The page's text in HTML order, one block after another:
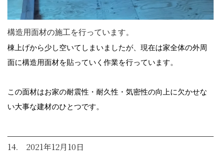
構造用面材の施工を行っています。
棟上げから少し空いてしまいましたが、現在は家全体の外周
面に構造用面材を貼っていく作業を行っています。
この面材はお家の耐震性・耐久性・気密性の向上に欠かせな
い大事な建材のひとつです。
14. 2021年12月10日